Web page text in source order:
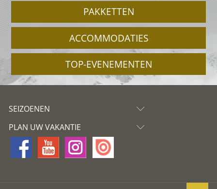
PAKKETTEN
ACCOMMODATIES
TOP-EVENEMENTEN
SEIZOENEN
PLAN UW VAKANTIE